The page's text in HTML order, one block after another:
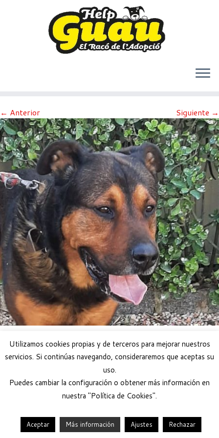
al
contenido
← Anterior Siguiente →
© 2026 Help Guau ·Funciona con · Diseñado con el Tema Customizr
Utilizamos cookies propias y de terceros para mejorar nuestros
servicios. Si continúas navegando, consideraremos que aceptas su
uso.
Puedes cambiar la configuración o obtener más información en
nuestra "Política de Cookies".
Aceptar Más información Ajustes Rechazar